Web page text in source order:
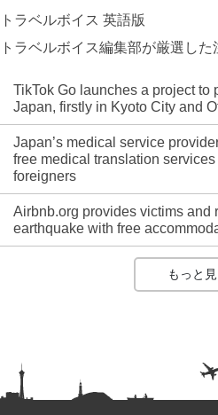
トラベルボイス 英語版
トラベルボイス編集部が厳選した
TikTok Go launches a project to
Japan, firstly in Kyoto City and
Japan’s medical service
free medical translation
foreigners
Airbnb.org provides victims and
earthquake with free
もっと